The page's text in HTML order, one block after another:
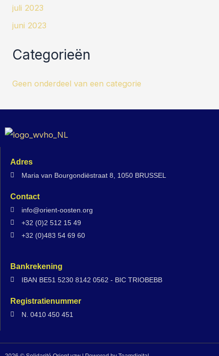
juli 2023
juni 2023
Categorieën
Geen onderdeel van een categorie
Adres
Maria van Bourgondiëstraat 8, 1050 BRUSSEL
Contact
info@orient-oosten.org
+32 (0)2 512 15 49
+32 (0)483 54 69 60
Bankrekening
IBAN BE51 5230 8142 0562 - BIC TRIOBEBB
Registratienummer
N. 0410 450 451